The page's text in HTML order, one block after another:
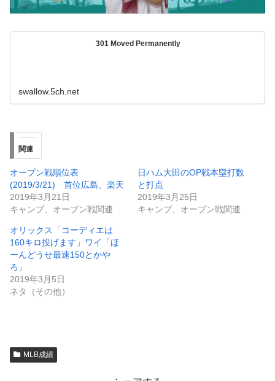
301 Moved Permanently
swallow.5ch.net
関連
オープン戦順位表
(2019/3/21) 首位広島、楽天
2019年3月21日
キャンプ、オープン戦関連
日ハム大田のOP戦本塁打数
と打点
2019年3月25日
キャンプ、オープン戦関連
オリックス「コーディエは
160キロ投げます」ワイ「ほ
ーんどうせ最速150とかや
ろ」
2019年3月5日
ネタ（その他）
MLB成績